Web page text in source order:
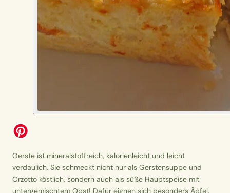
Gerste ist mineralstoffreich, kalorienleicht und leicht
verdaulich. Sie schmeckt nicht nur als Gerstensuppe und
Orzotto köstlich, sondern auch als süße Hauptspeise mit
untergemischtem Obst! Dafür eignen sich besonders Äpfel,